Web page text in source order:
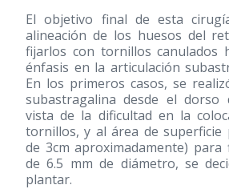
El objetivo final de esta
alineación de los huesos del
fijarlos con tornillos canulados
énfasis en la articulación
En los primeros casos, se
subastragalina desde el
vista de la dificultad en la
tornillos, y al área de superficie
de 3cm aproximadamente)
de 6.5 mm de diámetro, se
plantar.